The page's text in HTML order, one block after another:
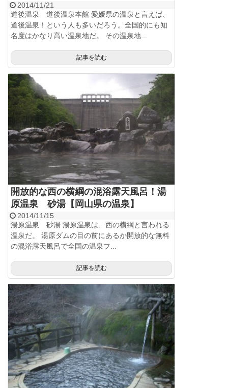
2014/11/21
道後温泉 道後温泉本館 愛媛県の温泉と言えば、
道後温泉！という人も多いだろう。全国的にも知
名度はかなり高い温泉地だ。 その温泉地...
記事を読む
開放的な西の横綱の混浴露天風呂！湯
原温泉 砂湯【岡山県の温泉】
2014/11/15
湯原温泉 砂湯 湯原温泉は、西の横綱と言われる
温泉だ。 湯原ダムの目の前にあるか開放的な無料
の混浴露天風呂で全国の温泉フ...
記事を読む